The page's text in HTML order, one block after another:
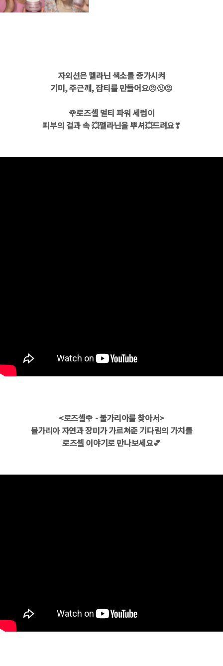
자외선은 멜라닌 색소를 증가시켜
기미, 주근깨, 잡티를 만들어요😠🤢😡
🌹로즈셀 멀티 파워 세럼이
피부의 겉과 속 💥멜라닌을 뿌셔💥드려요❣
<로즈셀🌹 - 불가리아를 찾아서>
불가리아 자연과 장미가 가르쳐준 기다림의 가치를
로즈셀 이야기로 만나보세요💕